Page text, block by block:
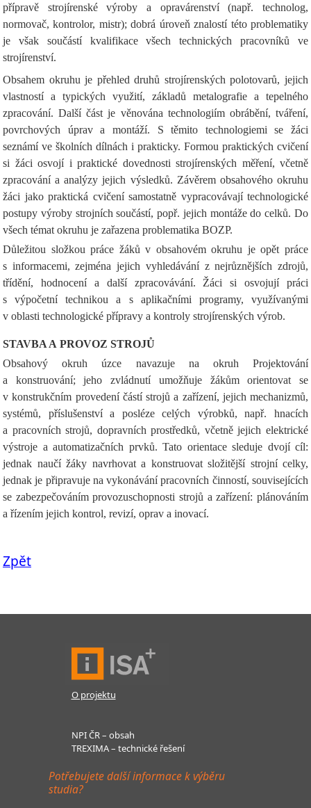
přípravě strojírenské výroby a opravárenství (např. technolog,
normovač, kontrolor, mistr); dobrá úroveň znalostí této problematiky
je však součástí kvalifikace všech technických pracovníků ve
strojírenství.
Obsahem okruhu je přehled druhů strojírenských polotovarů, jejich
vlastností a typických využití, základů metalografie a tepelného
zpracování. Další část je věnována technologiím obrábění, tváření,
povrchových úprav a montáží. S těmito technologiemi se žáci
seznámí ve školních dílnách i prakticky. Formou praktických cvičení
si žáci osvojí i praktické dovednosti strojírenských měření, včetně
zpracování a analýzy jejich výsledků. Závěrem obsahového okruhu
žáci jako praktická cvičení samostatně vypracovávají technologické
postupy výroby strojních součástí, popř. jejich montáže do celků. Do
všech témat okruhu je zařazena problematika BOZP.
Důležitou složkou práce žáků v obsahovém okruhu je opět práce
s informacemi, zejména jejich vyhledávání z nejrůznějších zdrojů,
třídění, hodnocení a další zpracovávání. Žáci si osvojují práci
s výpočetní technikou a s aplikačními programy, využívanými
v oblasti technologické přípravy a kontroly strojírenských výrob.
STAVBA A PROVOZ STROJŮ
Obsahový okruh úzce navazuje na okruh Projektování
a konstruování; jeho zvládnutí umožňuje žákům orientovat se
v konstrukčním provedení částí strojů a zařízení, jejich mechanizmů,
systémů, příslušenství a posléze celých výrobků, např. hnacích
a pracovních strojů, dopravních prostředků, včetně jejich elektrické
výstroje a automatizačních prvků. Tato orientace sleduje dvojí cíl:
jednak naučí žáky navrhovat a konstruovat složitější strojní celky,
jednak je připravuje na vykonávání pracovních činností, souvisejících
se zabezpečováním provozuschopnosti strojů a zařízení: plánováním
a řízením jejich kontrol, revizí, oprav a inovací.
Zpět
O projektu
NPI ČR – obsah
TREXIMA – technické řešení
Potřebujete další informace k výběru
studia?